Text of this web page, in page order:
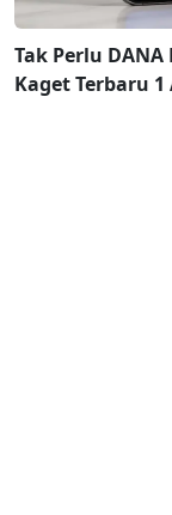
Tak Perlu
Kaget Terbaru 1